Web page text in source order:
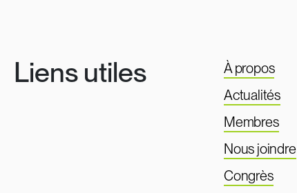
Liens utiles
À propos
Actualités
Membres
Nous joindre
Congrès